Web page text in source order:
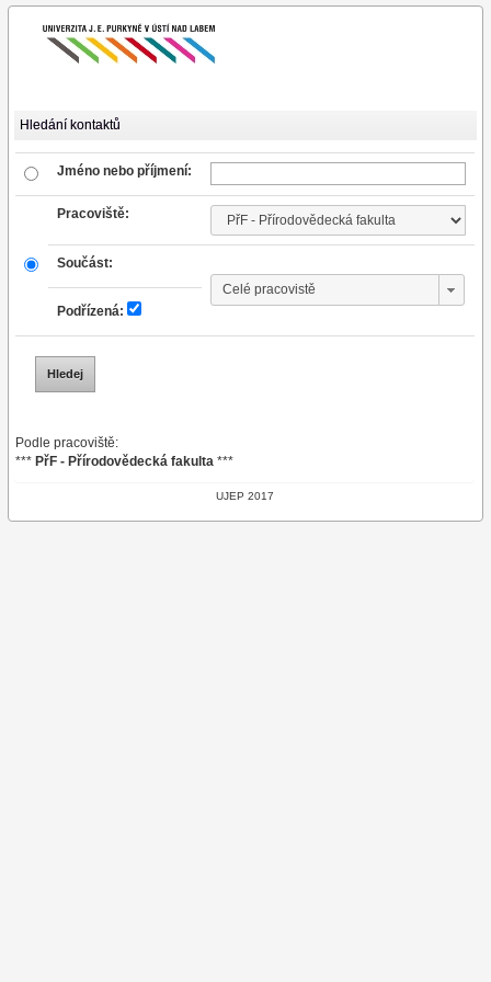
Hledání kontaktů
Jméno nebo příjmení:
Pracoviště:
Součást:
Podřízená:
Podle pracoviště:
*** PřF - Přírodovědecká fakulta***
UJEP 2017